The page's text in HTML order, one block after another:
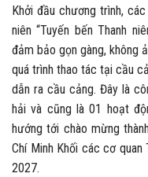
Khởi đầu chương trình,
niên “Tuyến bến Thanh
đảm bảo gọn gàng, không
quá trình thao tác tại cầu
dẫn ra cầu cảng. Đây là
hải và cũng là 01 hoạt
hướng tới chào mừng
Chí Minh Khối các cơ
2027.